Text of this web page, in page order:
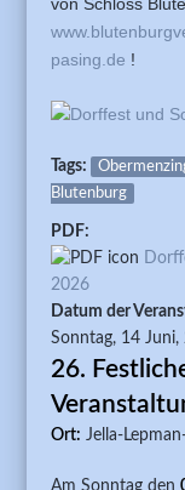
pasing.de !
Tags:
Blutenburg
PDF:
2026
Datum der
Sonntag, 14 Juni,
26.
Ort: Jella-
Am Sonntag den